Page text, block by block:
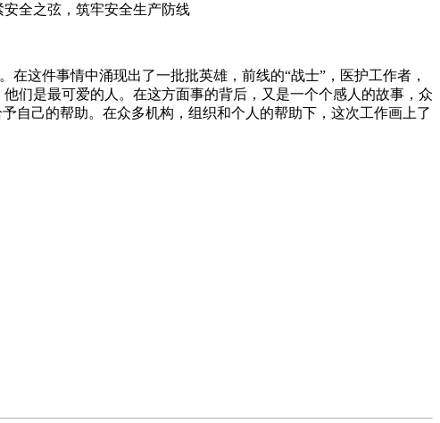
全之弦，筑牢安全生产防线
这件事情中涌现出了一批批英雄，前线的“战士”，医护工作者，
们是最可爱的人。在这方面事的背后，又是一个个感人的故事，众
自己的帮助。在众多机构，组织和个人的帮助下，这次工作画上了